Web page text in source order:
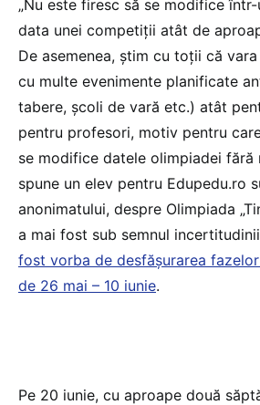
„Nu este firesc să se modifice
data unei competiții atât de
De asemenea, știm cu toții că
cu multe evenimente planificate
tabere, școli de vară etc.) atât
pentru profesori, motiv pentru
se modifice datele olimpiadei fără
spune un elev pentru Edupedu.ro
anonimatului, despre Olimpiada
a mai fost sub semnul
fost vorba de desfășurarea
de 26 mai – 10 iunie.
Pe 20 iunie, cu aproape două